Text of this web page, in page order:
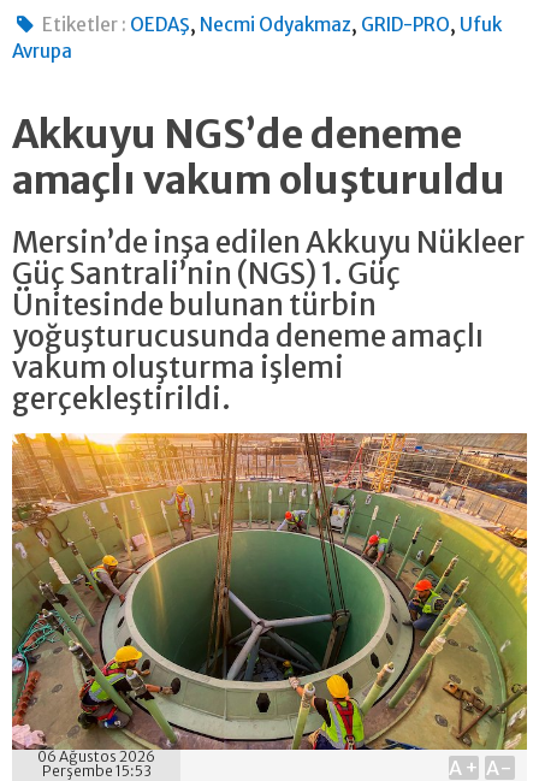
Etiketler : OEDAŞ, Necmi Odyakmaz, GRID-PRO, Ufuk
Avrupa
Akkuyu NGS’de deneme
amaçlı vakum oluşturuldu
Mersin’de inşa edilen Akkuyu Nükleer
Güç Santrali’nin (NGS) 1. Güç
Ünitesinde bulunan türbin
yoğuşturucusunda deneme amaçlı
vakum oluşturma işlemi
gerçekleştirildi.
06 Ağustos 2026
Perşembe 15:53
A+ A-